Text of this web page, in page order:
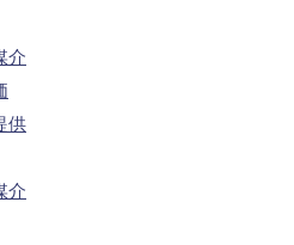
介
供
介